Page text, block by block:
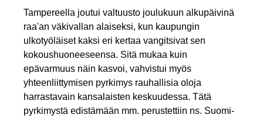
Tampereella joutui valtuusto joulukuun alkupäivinä
raa'an väkivallan alaiseksi, kun kaupungin
ulkotyöläiset kaksi eri kertaa vangitsivat sen
kokoushuoneeseensa. Sitä mukaa kuin
epävarmuus näin kasvoi, vahvistui myös
yhteenliittymisen pyrkimys rauhallisia oloja
harrastavain kansalaisten keskuudessa. Tätä
pyrkimystä edistämään mm. perustettiin ns. Suomi-